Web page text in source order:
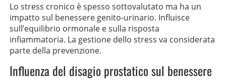
Lo stress cronico è spesso sottovalutato ma ha un
impatto sul benessere genito-urinario. Influisce
sull’equilibrio ormonale e sulla risposta
infiammatoria. La gestione dello stress va considerata
parte della prevenzione.
Influenza del disagio prostatico sul benessere